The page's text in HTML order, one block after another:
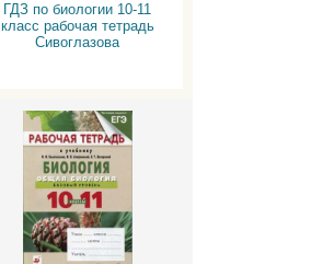
ГДЗ по биологии 10-11
класс рабочая тетрадь
Сивоглазова